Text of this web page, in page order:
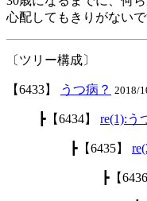
心配してもきりがない
〔ツリー構成〕
【6433】 うつ病？ 2018/
┣【6434】 re(1):う
┣【6435】
┣【